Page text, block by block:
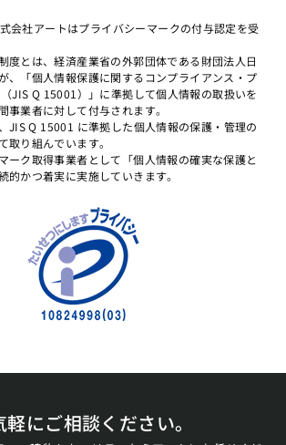
会社アートはプライバシーマークの付与認定を受
度とは、経済産業省の外郭団体である財団法人日
、「個人情報保護に関するコンプライアンス・プ
JIS Q 15001）」に準拠して個人情報の取扱いを
事業者に対して付与されます。
JIS Q 15001 に準拠した個人情報の保護・管理の
取り組んでいます。
ーク取得事業者として「個人情報の確実な保護と
的かつ着実に実施していきます。
軽にご相談ください。